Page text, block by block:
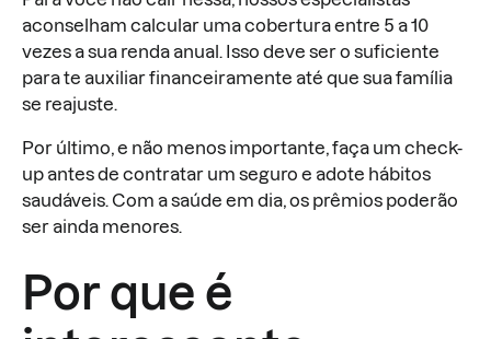
aconselham calcular uma cobertura entre 5 a 10
vezes a sua renda anual. Isso deve ser o suficiente
para te auxiliar financeiramente até que sua família
se reajuste.
Por último, e não menos importante, faça um check-
up antes de contratar um seguro e adote hábitos
saudáveis. Com a saúde em dia, os prêmios poderão
ser ainda menores.
Por que é